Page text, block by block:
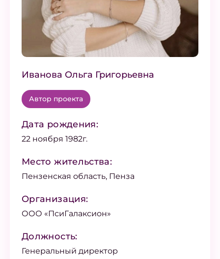
Иванова Ольга Григорьевна
Автор проекта
Дата рождения:
22 ноября 1982г.
Место жительства:
Пензенская область, Пенза
Организация:
ООО «ПсиГалаксион»
Должность:
Генеральный директор